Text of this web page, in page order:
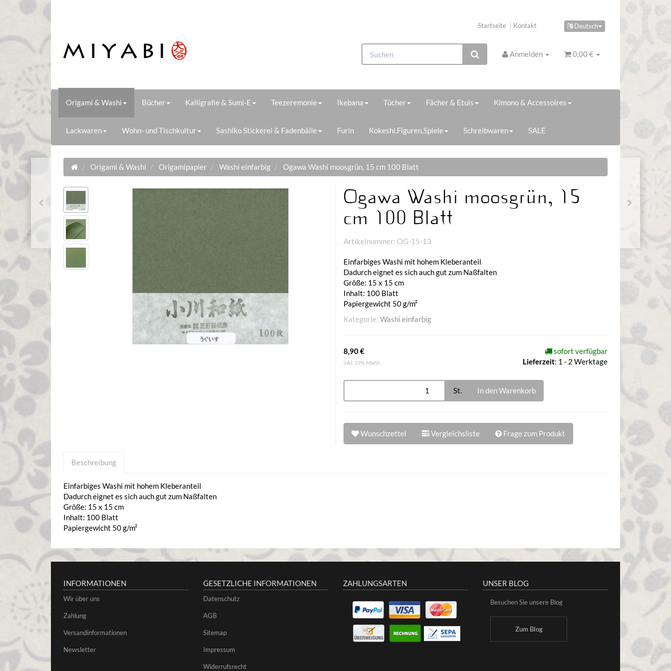
Deutsch
Startseite Kontakt
Anmelden 0,00 €
Origami & Washi Bücher Kalligrafie & Sumi-E Teezeremonie Ikebana Tücher Fächer & Etuis Kimono & Accessoires
Lackwaren Wohn- und Tischkultur Sashiko Stickerei & Fadenbälle Furin Kokeshi,Figuren,Spiele Schreibwaren SALE
Origami & Washi Origamipapier Washi einfarbig Ogawa Washi moosgrün, 15 cm 100 Blatt
Ogawa Washi moosgrün, 15
cm 100 Blatt
Artikelnummer: OG-15-13
Einfarbiges Washi mit hohem Kleberanteil
Dadurch eignet es sich auch gut zum Naßfalten
Größe: 15 x 15 cm
Inhalt: 100 Blatt
Papiergewicht 50 g/m²
Kategorie: Washi einfarbig
8,90 €
inkl. 19% MwSt. ,
sofort verfügbar
Lieferzeit: 1 - 2 Werktage
St. In den Warenkorb
Wunschzettel Vergleichsliste Frage zum Produkt
Beschreibung
Einfarbiges Washi mit hohem Kleberanteil
Dadurch eignet es sich auch gut zum Naßfalten
Größe: 15 x 15 cm
Inhalt: 100 Blatt
Papiergewicht 50 g/m²
INFORMATIONEN
Wir über uns
Zahlung
Versandinformationen
Newsletter
GESETZLICHE INFORMATIONEN
Datenschutz
AGB
Sitemap
Impressum
Widerrufsrecht
ZAHLUNGSARTEN UNSER BLOG
Besuchen Sie unsere Blog
Zum Blog